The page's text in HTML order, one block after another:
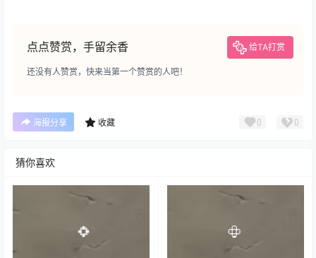
点点赞赏，手留余香 给TA打赏
还没有人赞赏，快来当第一个赞赏的人吧！
海报分享 收藏 0 0
猜你喜欢